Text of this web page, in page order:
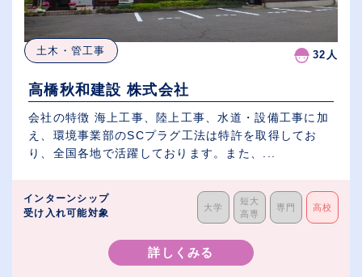
土木・管工事 32人
高橋秋和建設 株式会社
会社の特徴 海上工事、陸上工事、水道・設備工事に加
え、環境事業部のSCプラグ工法は特許を取得してお
り、全国各地で活躍しております。また、...
インターンシップ
受け入れ可能対象
大学
短大
高専
専門 高校
詳しくみる